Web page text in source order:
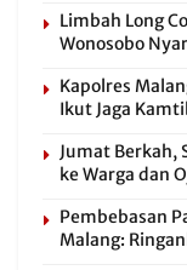
Limbah Long
Wonosobo
Kapolres
Ikut Jaga
Jumat Berkah,
ke Warga dan
Pembebasan
Malang: